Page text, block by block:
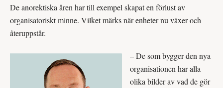
De anorektiska åren har till exempel skapat en förlust av
organisatoriskt minne. Vilket märks när enheter nu växer och
återuppstår.
– De som bygger den nya
organisationen har alla
olika bilder av vad de gör